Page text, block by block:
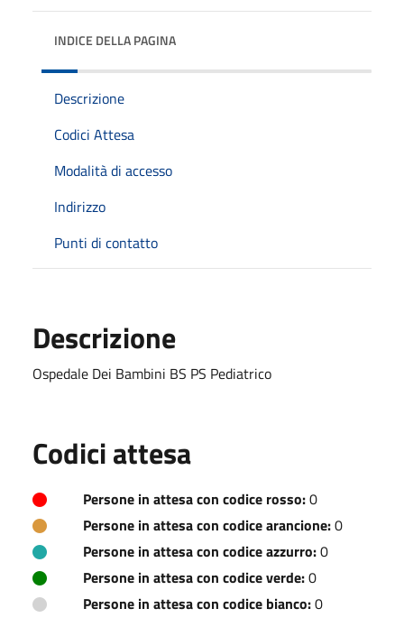
INDICE DELLA PAGINA
Descrizione
Codici Attesa
Modalità di accesso
Indirizzo
Punti di contatto
Descrizione
Ospedale Dei Bambini BS PS Pediatrico
Codici attesa
Persone in attesa con codice rosso:0
Persone in attesa con codice arancione:0
Persone in attesa con codice azzurro:0
Persone in attesa con codice verde:0
Persone in attesa con codice bianco:0